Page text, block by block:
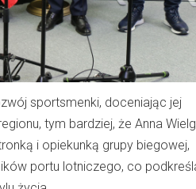
sportsmenki, doceniając jej
tym bardziej, że Anna
i opiekunką grupy biegowej,
portu lotniczego, co